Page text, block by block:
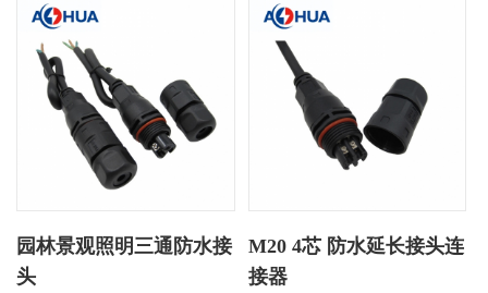
园林景观照明三通防水接
头
M20 4芯 防水延长接头连
接器